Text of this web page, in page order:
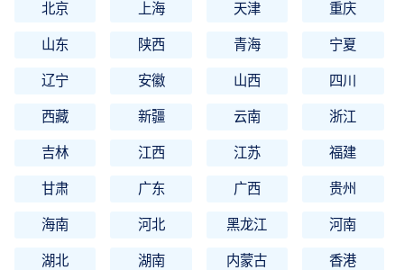
北京 上海 天津 重庆
山东 陕西 青海 宁夏
辽宁 安徽 山西 四川
西藏 新疆 云南 浙江
吉林 江西 江苏 福建
甘肃 广东 广西 贵州
海南 河北 黑龙江 河南
湖北 湖南 内蒙古 香港